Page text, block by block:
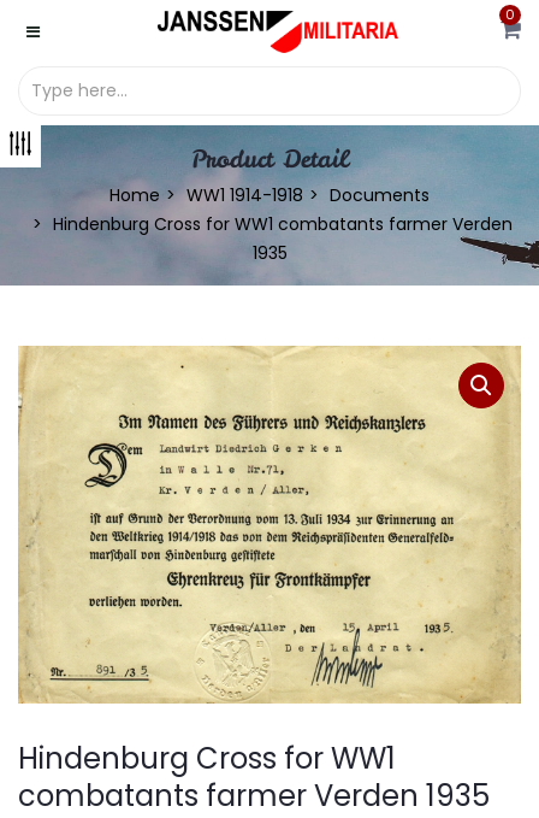
0
Product Detail
Home WW1 1914-1918
Documents
Hindenburg Cross for WW1 combatants farmer Verden
1935
Hindenburg Cross for WW1
combatants farmer Verden 1935